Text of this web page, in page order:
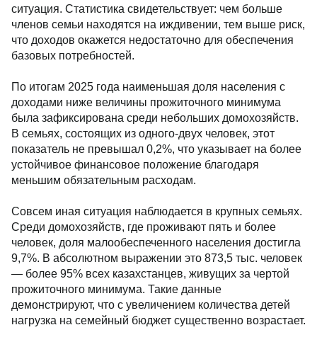
ситуация. Статистика свидетельствует: чем больше
членов семьи находятся на иждивении, тем выше риск,
что доходов окажется недостаточно для обеспечения
базовых потребностей.
По итогам 2025 года наименьшая доля населения с
доходами ниже величины прожиточного минимума
была зафиксирована среди небольших домохозяйств.
В семьях, состоящих из одного-двух человек, этот
показатель не превышал 0,2%, что указывает на более
устойчивое финансовое положение благодаря
меньшим обязательным расходам.
Совсем иная ситуация наблюдается в крупных семьях.
Среди домохозяйств, где проживают пять и более
человек, доля малообеспеченного населения достигла
9,7%. В абсолютном выражении это 873,5 тыс. человек
— более 95% всех казахстанцев, живущих за чертой
прожиточного минимума. Такие данные
демонстрируют, что с увеличением количества детей
нагрузка на семейный бюджет существенно возрастает.